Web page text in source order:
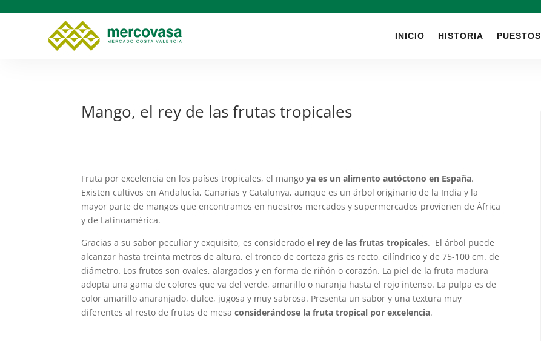
INICIO HISTORIA PUESTOS
Mango, el rey de las frutas tropicales
Fruta por excelencia en los países tropicales, el mangoya es un alimento autóctono en España.
Existen cultivos en Andalucía, Canarias y Catalunya, aunque es un árbol originario de la India y la
mayor parte de mangos que encontramos en nuestros mercados y supermercados provienen de África
y de Latinoamérica.
Gracias a su sabor peculiar y exquisito, es consideradoel rey de las frutas tropicales. El árbol puede
alcanzar hasta treinta metros de altura, el tronco de corteza gris es recto, cilíndrico y de 75-100 cm. de
diámetro. Los frutos son ovales, alargados y en forma de riñón o corazón. La piel de la fruta madura
adopta una gama de colores que va del verde, amarillo o naranja hasta el rojo intenso. La pulpa es de
color amarillo anaranjado, dulce, jugosa y muy sabrosa. Presenta un sabor y una textura muy
diferentes al resto de frutas de mesaconsiderándose la fruta tropical por excelencia.